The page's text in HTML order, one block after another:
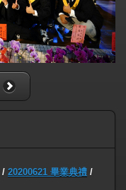
/ 20200621 畢業典禮 /